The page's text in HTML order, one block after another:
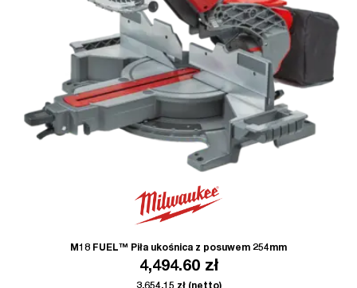
M18 FUEL™ Piła ukośnica z posuwem 254mm
4,494.60 zł